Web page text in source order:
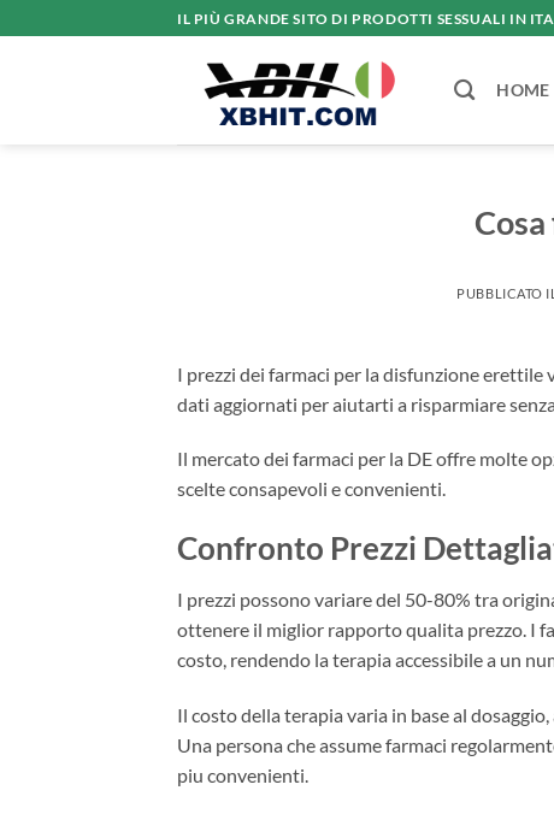
ai
IL PIÙ GRANDE SITO DI PRODOTTI SESSUALI IN
HOME
PUBBLICATO
I prezzi dei farmaci per la disfunzione
dati aggiornati per aiutarti a risparmiare
Il mercato dei farmaci per la DE offre molte
scelte consapevoli e convenienti.
Confronto Prezzi
I prezzi possono variare del 50-80% tra
ottenere il miglior rapporto qualita prezzo. I
costo, rendendo la terapia accessibile a un
Il costo della terapia varia in base al
Una persona che assume farmaci
piu convenienti.